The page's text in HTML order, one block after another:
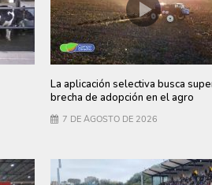
La aplicación selectiva busca
brecha de adopción en el agro
7 DE AGOSTO DE 2026